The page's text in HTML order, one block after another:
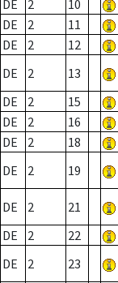
DE
2 10
DE
2 11
DE
2 12
DE
2 13
DE
2 15
DE
2 16
DE
2 18
DE
2 19
DE 2 21
DE
2 22
DE
2 23